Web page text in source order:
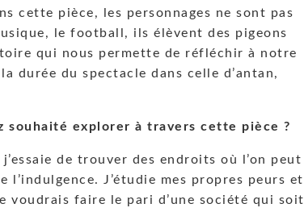
cette pièce, les personnages ne sont pas
le football, ils élèvent des pigeons
qui nous permette de réfléchir à notre
durée du spectacle dans celle d’antan,
souhaité explorer à travers cette pièce ?
de trouver des endroits où l’on peut
l’indulgence. J’étudie mes propres peurs et
voudrais faire le pari d’une société qui soit